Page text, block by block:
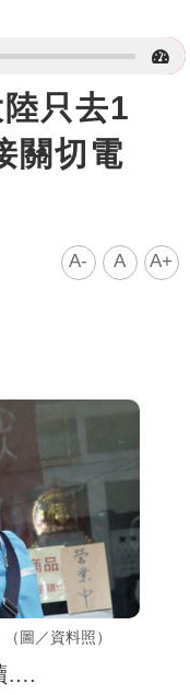
只去1
關切電
A- A A+
圖／資料照）
….